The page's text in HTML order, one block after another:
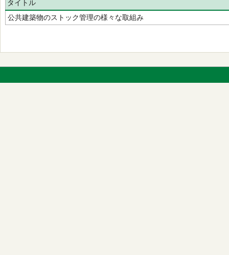
タイトル
公共建築物のストック管理の様々な取組み